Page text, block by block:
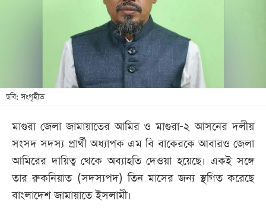
শিক্ষা
বিভাগ
ছবি: সংগৃহীত
মাগুরা জেলা জামায়াতের আমির ও মাগুরা-২ আসনের দলীয়
সংসদ সদস্য প্রার্থী অধ্যাপক এম বি বাকেরকে আবারও জেলা
আমিরের দায়িত্ব থেকে অব্যাহতি দেওয়া হয়েছে। একই সঙ্গে
তার রুকনিয়াত (সদস্যপদ) তিন মাসের জন্য স্থগিত করেছে
বাংলাদেশ জামায়াতে ইসলামী।